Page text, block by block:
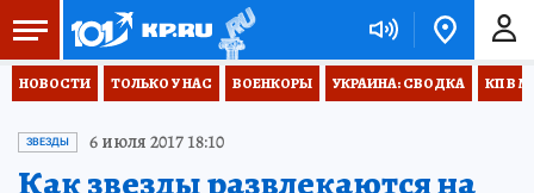
НОВОСТИ ТОЛЬКО У НАС ВОЕНКОРЫ УКРАИНА: СВОДКА КП В
ЗВЕЗДЫ 6 июля 2017 18:10
Как звезды развлекаются на